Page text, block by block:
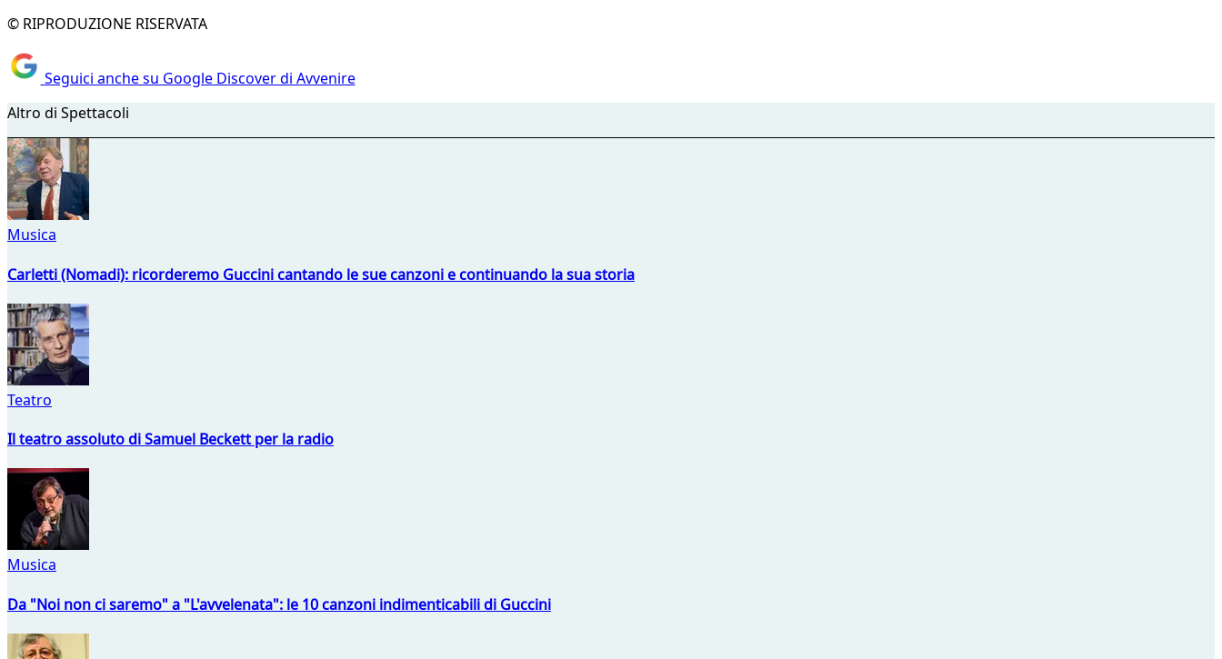
© RIPRODUZIONE RISERVATA
Seguici anche su Google Discover di Avvenire
Altro di Spettacoli
Musica
Carletti (Nomadi): ricorderemo Guccini cantando le sue canzoni e continuando la sua storia
Teatro
Il teatro assoluto di Samuel Beckett per la radio
Musica
Da "Noi non ci saremo" a "L'avvelenata": le 10 canzoni indimenticabili di Guccini